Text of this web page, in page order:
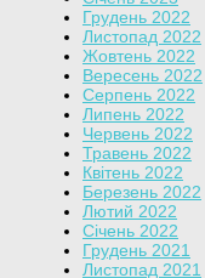
Грудень 2022
Листопад 2022
Жовтень 2022
Вересень 2022
Серпень 2022
Липень 2022
Червень 2022
Травень 2022
Квітень 2022
Березень 2022
Лютий 2022
Січень 2022
Грудень 2021
Листопад 2021